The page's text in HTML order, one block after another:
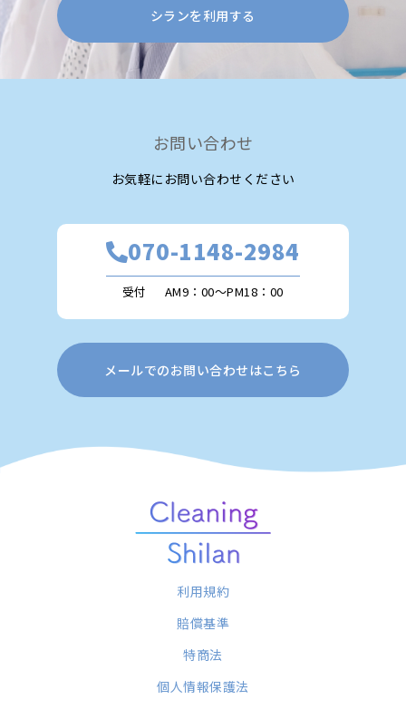
シランを利用する
お問い合わせ
お気軽にお問い合わせください
070-1148-2984
受付 AM9：00～PM18：00
メールでのお問い合わせはこちら
利用規約
賠償基準
特商法
個人情報保護法